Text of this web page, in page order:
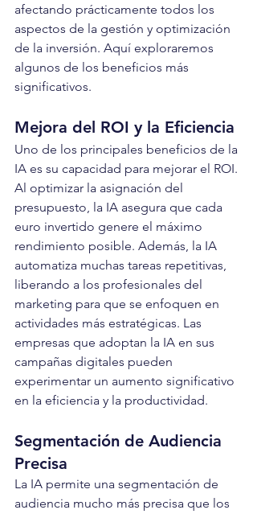
afectando prácticamente todos los
aspectos de la gestión y optimización
de la inversión. Aquí exploraremos
algunos de los beneficios más
significativos.
Mejora del ROI y la Eficiencia
Uno de los principales beneficios de la
IA es su capacidad para mejorar el ROI.
Al optimizar la asignación del
presupuesto, la IA asegura que cada
euro invertido genere el máximo
rendimiento posible. Además, la IA
automatiza muchas tareas repetitivas,
liberando a los profesionales del
marketing para que se enfoquen en
actividades más estratégicas. Las
empresas que adoptan la IA en sus
campañas digitales pueden
experimentar un aumento significativo
en la eficiencia y la productividad.
Segmentación de Audiencia
Precisa
La IA permite una segmentación de
audiencia mucho más precisa que los